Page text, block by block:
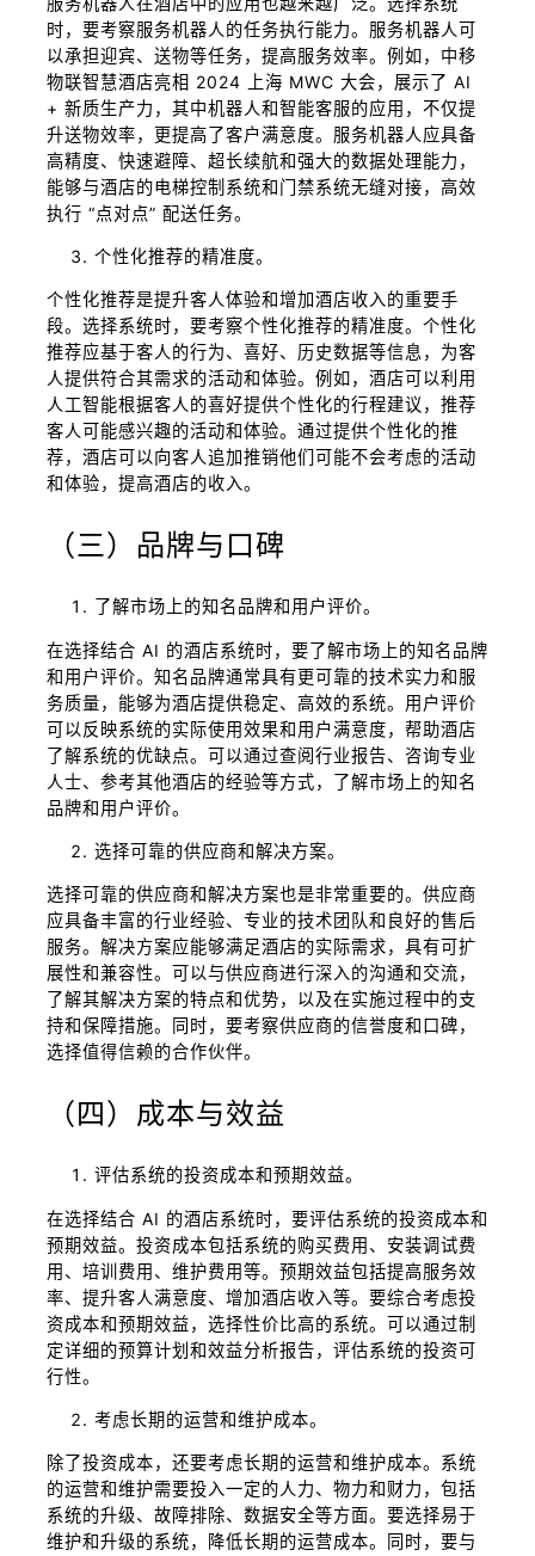
时，要考察服务机器人的任务执行能力。服务机器人可
以承担迎宾、送物等任务，提高服务效率。例如，中移
物联智慧酒店亮相 2024 上海 MWC 大会，展示了 AI
+ 新质生产力，其中机器人和智能客服的应用，不仅提
升送物效率，更提高了客户满意度。服务机器人应具备
高精度、快速避障、超长续航和强大的数据处理能力，
能够与酒店的电梯控制系统和门禁系统无缝对接，高效
执行 “点对点” 配送任务。
个性化推荐的精准度。
个性化推荐是提升客人体验和增加酒店收入的重要手
段。选择系统时，要考察个性化推荐的精准度。个性化
推荐应基于客人的行为、喜好、历史数据等信息，为客
人提供符合其需求的活动和体验。例如，酒店可以利用
人工智能根据客人的喜好提供个性化的行程建议，推荐
客人可能感兴趣的活动和体验。通过提供个性化的推
荐，酒店可以向客人追加推销他们可能不会考虑的活动
和体验，提高酒店的收入。
（三）品牌与口碑
了解市场上的知名品牌和用户评价。
在选择结合 AI 的酒店系统时，要了解市场上的知名品牌
和用户评价。知名品牌通常具有更可靠的技术实力和服
务质量，能够为酒店提供稳定、高效的系统。用户评价
可以反映系统的实际使用效果和用户满意度，帮助酒店
了解系统的优缺点。可以通过查阅行业报告、咨询专业
人士、参考其他酒店的经验等方式，了解市场上的知名
品牌和用户评价。
选择可靠的供应商和解决方案。
选择可靠的供应商和解决方案也是非常重要的。供应商
应具备丰富的行业经验、专业的技术团队和良好的售后
服务。解决方案应能够满足酒店的实际需求，具有可扩
展性和兼容性。可以与供应商进行深入的沟通和交流，
了解其解决方案的特点和优势，以及在实施过程中的支
持和保障措施。同时，要考察供应商的信誉度和口碑，
选择值得信赖的合作伙伴。
（四）成本与效益
评估系统的投资成本和预期效益。
在选择结合 AI 的酒店系统时，要评估系统的投资成本和
预期效益。投资成本包括系统的购买费用、安装调试费
用、培训费用、维护费用等。预期效益包括提高服务效
率、提升客人满意度、增加酒店收入等。要综合考虑投
资成本和预期效益，选择性价比高的系统。可以通过制
定详细的预算计划和效益分析报告，评估系统的投资可
行性。
考虑长期的运营和维护成本。
除了投资成本，还要考虑长期的运营和维护成本。系统
的运营和维护需要投入一定的人力、物力和财力，包括
系统的升级、故障排除、数据安全等方面。要选择易于
维护和升级的系统，降低长期的运营成本。同时，要与